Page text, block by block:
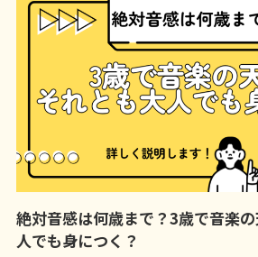
絶対音感は何歳まで？3歳で音楽
人でも身につく？